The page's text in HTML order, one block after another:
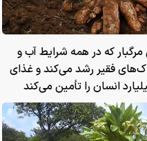
مرگبار که در همه شرایط آب و
فقیر رشد می‌کند و غذای
انسان را تأمین می‌کند